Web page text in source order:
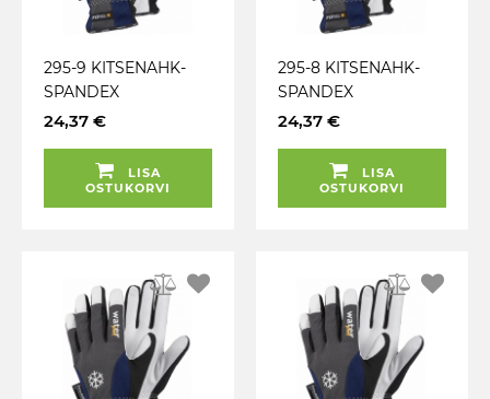
295-9 KITSENAHK-
SPANDEX
THINSULATE 40G
24,37 €
LISA
OSTUKORVI
295-8 KITSENAHK-
SPANDEX
THINSULATE 40G
24,37 €
LISA
OSTUKORVI